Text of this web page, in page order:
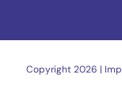
Copyright2026 |